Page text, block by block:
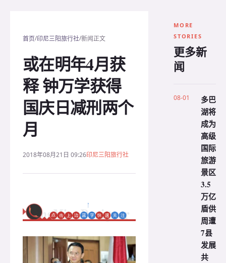
首页/印尼三阳旅行社/新闻正文
或在明年4月获
释 钟万学获得
国庆日减刑两个
月
2018年08月21日 09:26印尼三阳旅行社
MORE
STORIES
更多新
闻
08-01
多巴
湖将
成为
高级
国际
旅游
景区
3.5
万亿
盾供
周遭
7县
发展
共